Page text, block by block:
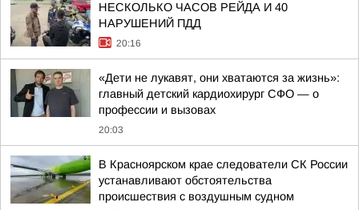
НЕСКОЛЬКО ЧАСОВ РЕЙДА И 40
НАРУШЕНИЙ ПДД
20:16
«Дети не лукавят, они хватаются за жизнь»:
главный детский кардиохирург СФО — о
профессии и вызовах
20:03
В Красноярском крае следователи СК России
устанавливают обстоятельства
происшествия с воздушным судном